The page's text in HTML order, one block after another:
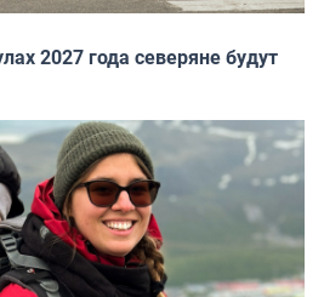
2027 года северяне будут